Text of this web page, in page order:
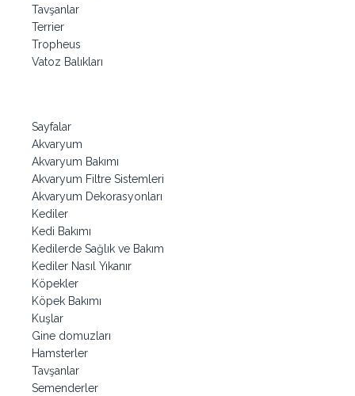
Tavşanlar
Terrier
Tropheus
Vatoz Balıkları
Sayfalar
Akvaryum
Akvaryum Bakımı
Akvaryum Filtre Sistemleri
Akvaryum Dekorasyonları
Kediler
Kedi Bakımı
Kedilerde Sağlık ve Bakım
Kediler Nasıl Yıkanır
Köpekler
Köpek Bakımı
Kuşlar
Gine domuzları
Hamsterler
Tavşanlar
Semenderler